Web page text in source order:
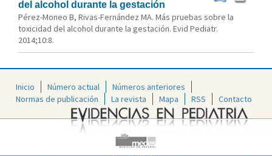
del alcohol durante la gestación
Pérez-Moneo B, Rivas-Fernández MA. Más pruebas sobre la
toxicidad del alcohol durante la gestación. Evid Pediatr.
2014;10:8.
Inicio Número actual
Números anteriores
Normas de publicación
La revista Mapa RSS Contacto